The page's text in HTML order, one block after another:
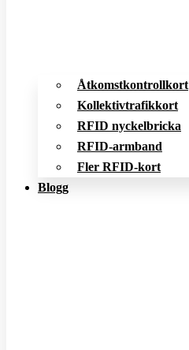
Åtkomstkontrollkort
Kollektivtrafikkort
RFID nyckelbricka
RFID-armband
Fler RFID-kort
Blogg